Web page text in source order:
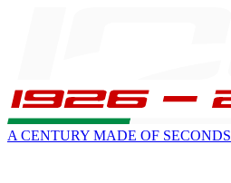
A CENTURY MADE OF SECONDS